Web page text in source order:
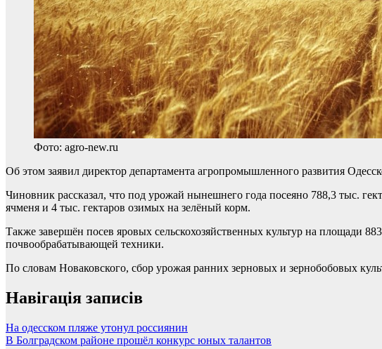
Фото: agro-new.ru
Об этом заявил директор департамента агропромышленного развития
Чиновник рассказал, что под урожай нынешнего года посеяно 788,3 тыс.
ячменя и 4 тыс. гектаров озимых на зелёный корм.
Также завершён посев яровых сельскохозяйственных культур на площади
почвообрабатывающей техники.
По словам Новаковского, сбор урожая ранних зерновых и зернобобовых
Навігація записів
На одесском пляже утонул россиянин
В Болградском районе прошёл конкурс юных талантов